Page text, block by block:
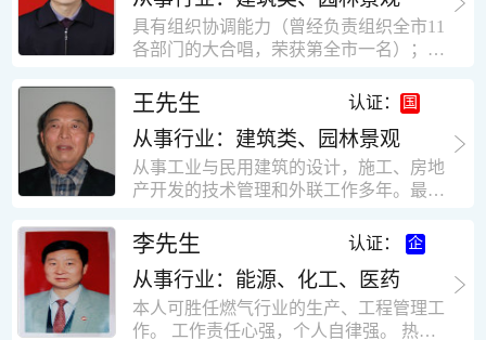
平方装配式工业厂房，焦作市林果住宅小
区项目经理，该项目有住宅楼9栋6层砖混
结构，总建筑面积36000平方米。2004年
限公司专业监理工程师，广东重工监理有
限公司任专业监理工程师，监督的工程
有：广东东莞市花润雪花啤酒厂二期扩建
工程，该工程有钢结构工业厂房2栋，每
栋9000平方米。东莞市新世纪花苑，该工
场；一栋17层。2栋总面积32000平方米，
框架结构。南奥园金州商业步行街等工
程。30年的工作经验积累，使自己能适应
建筑行业的多种工作岗位。
地的律师共同办理法律事务。 对民商事的
诉讼和非诉讼的合同纠纷、劳动纠纷、债
对刑事案件、仲裁案件都颇有造诣。尤其
擅长处理涉及公司管理、企业改制，资产
收购重组等法律业务。王律师有多篇学术
论文在省部级会议和刊物上发表。数十年
的执业经历中，王律师经办了数百起诉讼
和非诉讼案件，取得了较好的经济效益和
律师一贯的工作作风；法律第一和当事人
合法权益第一，忠诚和敬业是王福营律师
的永恒的追求。
具有组织协调能力（曾经负责组织全市11
各部门的大合唱，荣获第全市一名）；知
等领域）；实际工作能力强，且经验丰
富。
王先生 认证：
从事行业：建筑类、园林景观
从事工业与民用建筑的设计，施工、房地
产开发的技术管理和外联工作多年。最大
最高26层。基础理论和专业技术知识功底
深厚，能熟练从事复杂技术工程的设计与
计算工作，有丰富的大中型工程项目的施
工技术经验。知识广博，设计、施工、予
决算、资产评估等都有较深造诣。曾独立
李先生 认证：
从事行业：能源、化工、医药
本人可胜任燃气行业的生产、工程管理工
作。 工作责任心强，个人自律强。 热爱